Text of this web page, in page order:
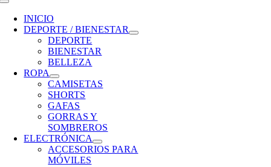
Toggle
Navigation
INICIO
DEPORTE / BIENESTAR
DEPORTE
BIENESTAR
BELLEZA
ROPA
CAMISETAS
SHORTS
GAFAS
GORRAS Y
SOMBREROS
ELECTRÓNICA
ACCESORIOS PARA
MÓVILES